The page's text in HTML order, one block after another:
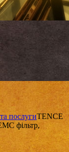
послугиTENCE
фільтр,